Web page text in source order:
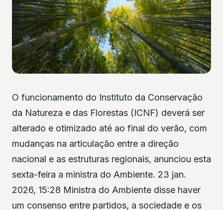
O funcionamento do Instituto da Conservação
da Natureza e das Florestas (ICNF) deverá ser
alterado e otimizado até ao final do verão, com
mudanças na articulação entre a direção
nacional e as estruturas regionais, anunciou esta
sexta-feira a ministra do Ambiente. 23 jan.
2026, 15:28 Ministra do Ambiente disse haver
um consenso entre partidos, a sociedade e os